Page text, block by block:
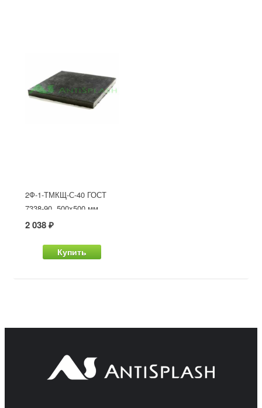
2Ф-1-ТМКЩ-С-40 ГОСТ
7338-90, 500x500 мм
2 038 ₽
Купить